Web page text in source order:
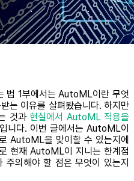
법 1부에서는 AutoML이란 무엇
는 이유를 살펴봤습니다. 하지만
것과 현실에서 AutoML 적용을
니다. 이번 글에서는 AutoML이
AutoML을 맞이할 수 있는지에
현재 AutoML이 지니는 한계점
의해야 할 점은 무엇이 있는지